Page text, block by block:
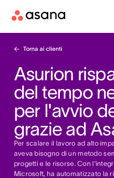
Torna ai clienti
Asurion
del tempo
per l'avvio
grazie ad
Per scalare il lavoro ad alto
aveva bisogno di un metodo
progetti e le risorse. Con
Microsoft, ha automatizzato la